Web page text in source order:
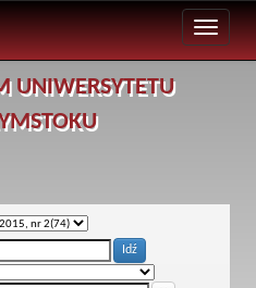
UNIWERSYTETU